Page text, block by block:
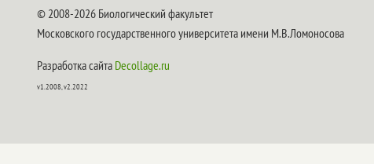
© 2008-2026 Биологический факультет
Московского государственного университета имени М.В.Ломоносова
Разработка сайта Decollage.ru
v1.2008, v2.2022